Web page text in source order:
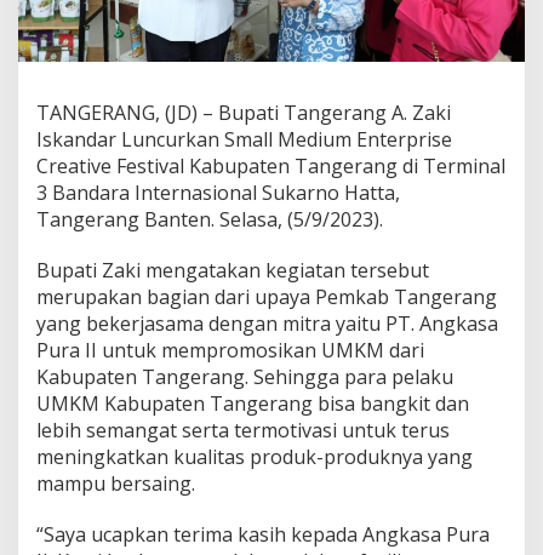
n
l
l
M
e
d
i
m
E
t
e
r
p
r
i
s
e
r
TANGERANG, (JD) – Bupati Tangerang A. Zaki
Iskandar Luncurkan Small Medium Enterprise
Creative Festival Kabupaten Tangerang di Terminal
3 Bandara Internasional Sukarno Hatta,
Tangerang Banten. Selasa, (5/9/2023).
Bupati Zaki mengatakan kegiatan tersebut
merupakan bagian dari upaya Pemkab Tangerang
yang bekerjasama dengan mitra yaitu PT. Angkasa
Pura II untuk mempromosikan UMKM dari
Kabupaten Tangerang. Sehingga para pelaku
UMKM Kabupaten Tangerang bisa bangkit dan
lebih semangat serta termotivasi untuk terus
meningkatkan kualitas produk-produknya yang
mampu bersaing.
“Saya ucapkan terima kasih kepada Angkasa Pura